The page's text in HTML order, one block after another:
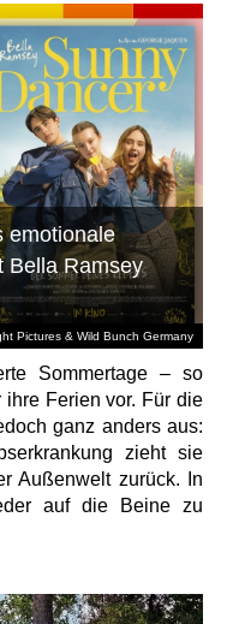
Pictures & Wild Bunch Germany
emotionale
Bella Ramsey
Sommertage – so
Ferien vor. Für die
ganz anders aus:
zieht sie
Außenwelt zurück. In
auf die Beine zu